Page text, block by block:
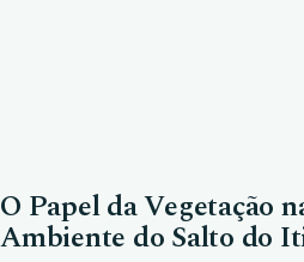
O Papel da Vegetação
Ambiente do Salto do